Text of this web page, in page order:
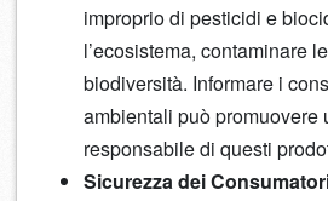
improprio di pesticidi e
l’ecosistema, contaminare
biodiversità. Informare i
ambientali può promuovere
responsabile di questi
Sicurezza dei